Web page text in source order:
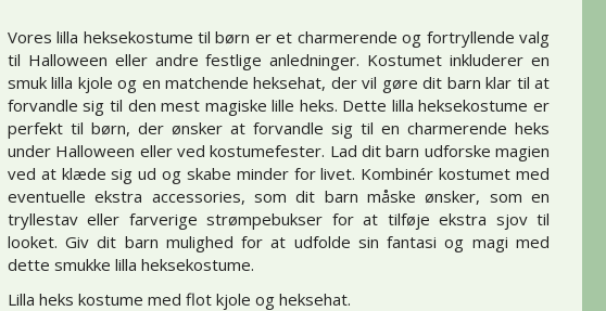
Vores lilla heksekostume til børn er et charmerende og fortryllende valg
til Halloween eller andre festlige anledninger. Kostumet inkluderer en
smuk lilla kjole og en matchende heksehat, der vil gøre dit barn klar til at
forvandle sig til den mest magiske lille heks. Dette lilla heksekostume er
perfekt til børn, der ønsker at forvandle sig til en charmerende heks
under Halloween eller ved kostumefester. Lad dit barn udforske magien
ved at klæde sig ud og skabe minder for livet. Kombinér kostumet med
eventuelle ekstra accessories, som dit barn måske ønsker, som en
tryllestav eller farverige strømpebukser for at tilføje ekstra sjov til
looket. Giv dit barn mulighed for at udfolde sin fantasi og magi med
dette smukke lilla heksekostume.
Lilla heks kostume med flot kjole og heksehat.